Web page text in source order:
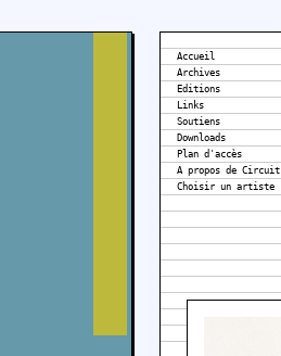
Accueil
Archives
Editions
Links
Soutiens
Downloads
Plan d'accès
A propos de Circuit